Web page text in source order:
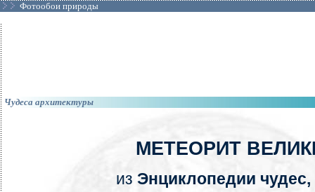
Фотообои природы
Чудеса архитектуры
МЕТЕОРИТ
из Энциклопедии чудес,